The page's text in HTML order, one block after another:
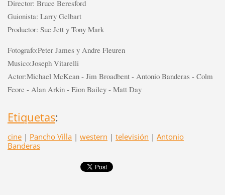
Director: Bruce Beresford
Guionista: Larry Gelbart
Productor: Sue Jett y Tony Mark
Fotografo:Peter James y Andre Fleuren
Musico:Joseph Vitarelli
Actor:Michael McKean - Jim Broadbent - Antonio Banderas - Colm
Feore - Alan Arkin - Eion Bailey - Matt Day
Etiquetas:
cine | Pancho Villa | western | televisión | Antonio
Banderas